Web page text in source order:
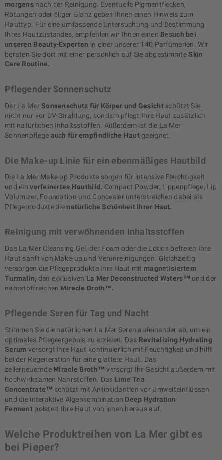
morgensnach der Reinigung. Eventuelle Pigmentflecken,
Rötungen oder öliger Glanz geben Ihnen einen Hinweis zum
Hauttyp. Für eine umfassende Untersuchung und Bestimmung
Ihres Hautzustandes, empfehlen wir Ihnen einen Besuch bei
unseren Beauty-Experten in einer unserer 140 Parfümerien. Wir
beraten Sie dort mit einer persönlich auf Sie abgestimmteSkin
Care Routine.
Pflegender Sonnenschutz
Der La MerSonnenschutz für Körper und Gesichtschützt Sie
nicht nur vor UV-Strahlung, sondern pflegt Ihre Haut zusätzlich
mit natürlichen Inhaltsstoffen. Außerdem ist die La Mer
Sonnenpflege auch für empfindliche Hautgeeignet.
Die Make-up Linie für ein ebenmäßiges Hautbild
Die La Mer Make-up Produkte sorgen für intensive Feuchtigkeit
und einverfeinertes Hautbild. Compact Powder, Lippenpflege, Lip
Volumizer, Foundation und Concealer unterstreichen dabei als
Pflegeprodukte die natürliche Schönheit Ihrer Haut.
Reinigung mit verwöhnenden Inhaltsstoffen
Das La Mer Cleansing Gel, der Foam oder die Lotion befreien Ihre
Haut sanft von Make-up und Verunreinigungen. Gleichzeitig
versorgen die Pflegeprodukte Ihre Haut mit magnetisiertem
Turmalin, den exklusiven La Mer Deconstructed Waters™ und der
nährstoffreichen Miracle Broth™.
Pflegende Seren für Tag und Nacht
Stimmen Sie die natürlichen La Mer Seren aufeinander ab, um ein
optimales Pflegeergebnis zu erzielen. Das Revitalizing Hydrating
Serum versorgt Ihre Haut kontinuierlich mit Feuchtigkeit und hilft
bei der Regeneration für eine glattere Haut. Das
zellerneuernde Miracle Broth™ versorgt Ihr Gesicht außerdem mit
hochwirksamen Nährstoffen. Das Lime Tea
Concentrate™ schützt mit Antioxidantien vor Umwelteinflüssen
und die interaktive Algenkombination Deep Hydration
Fermentpolstert Ihre Haut von innen heraus auf.
Welche Produktreihen von La Mer gibt es
bei Pieper?